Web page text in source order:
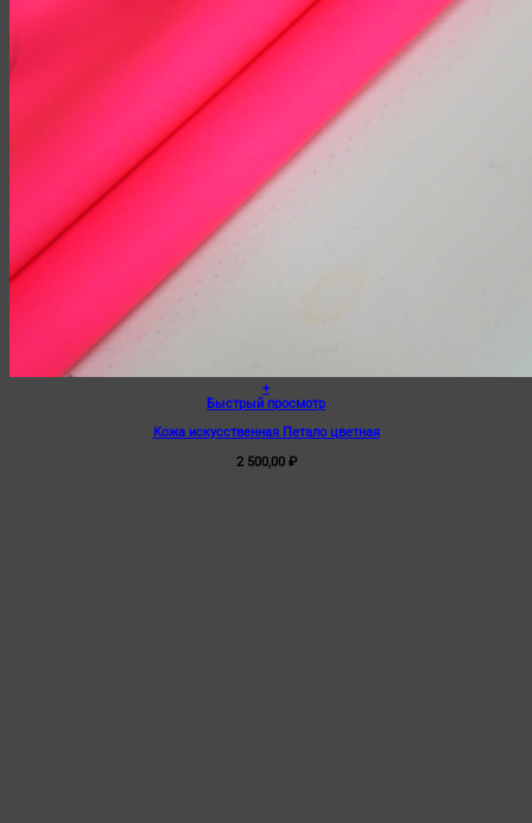
+
Быстрый просмотр
Кожа искусственная Петало цветная
2 500,00 ₽